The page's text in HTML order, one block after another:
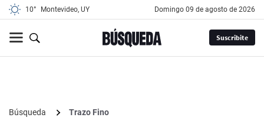
10° Montevideo, UY domingo 09 de agosto de 2026
Suscribite
Búsqueda
Trazo Fino